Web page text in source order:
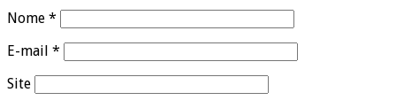
Nome *
E-mail *
Site